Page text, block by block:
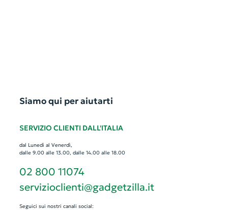
Siamo qui per aiutarti
SERVIZIO CLIENTI DALL'ITALIA
dal Lunedì al Venerdì,
dalle 9.00 alle 13.00, dalle 14.00 alle 18.00
02 800 11074
servizioclienti@gadgetzilla.it
Seguici sui nostri canali social: